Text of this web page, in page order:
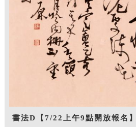
書法D【7/22上午9點開放報名】